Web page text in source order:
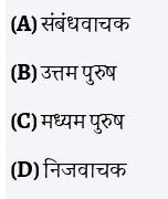
(A)संबंधवाचक
(B)उत्तम पुरुष
(C)मध्यम पुरुष
(D)निजवाचक